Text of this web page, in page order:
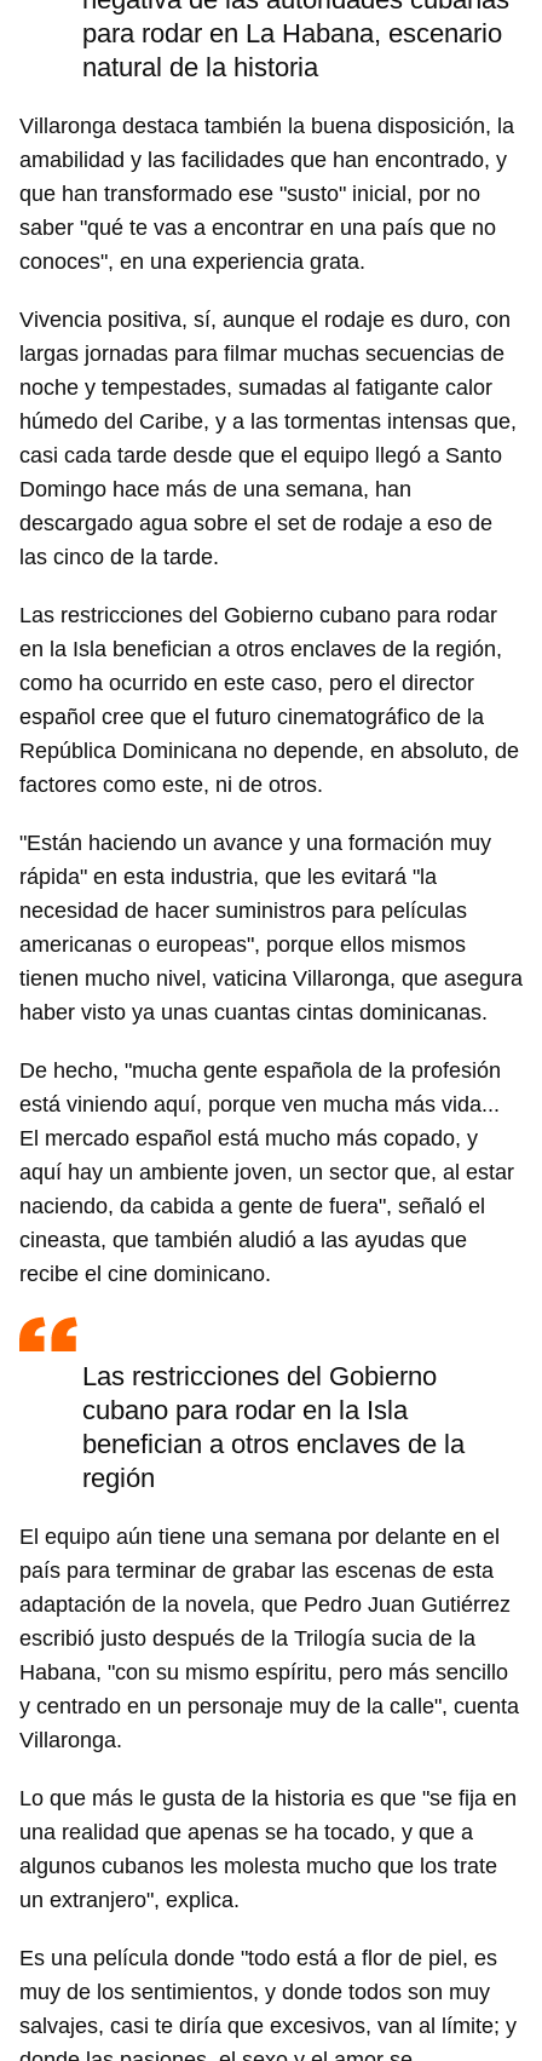
Guardar como favorito
Para poder guardar como favorito, primero has de
iniciar sesión con tu cuenta de 14ymedio.
para rodar en La Habana, escenario
natural de la historia
Villaronga destaca también la buena disposición, la
amabilidad y las facilidades que han encontrado, y
que han transformado ese "susto" inicial, por no
saber "qué te vas a encontrar en una país que no
conoces", en una experiencia grata.
Vivencia positiva, sí, aunque el rodaje es duro, con
largas jornadas para filmar muchas secuencias de
noche y tempestades, sumadas al fatigante calor
húmedo del Caribe, y a las tormentas intensas que,
casi cada tarde desde que el equipo llegó a Santo
Domingo hace más de una semana, han
descargado agua sobre el set de rodaje a eso de
las cinco de la tarde.
Las restricciones del Gobierno cubano para rodar
en la Isla benefician a otros enclaves de la región,
como ha ocurrido en este caso, pero el director
español cree que el futuro cinematográfico de la
República Dominicana no depende, en absoluto, de
factores como este, ni de otros.
"Están haciendo un avance y una formación muy
rápida" en esta industria, que les evitará "la
necesidad de hacer suministros para películas
americanas o europeas", porque ellos mismos
tienen mucho nivel, vaticina Villaronga, que asegura
haber visto ya unas cuantas cintas dominicanas.
De hecho, "mucha gente española de la profesión
está viniendo aquí, porque ven mucha más vida...
El mercado español está mucho más copado, y
aquí hay un ambiente joven, un sector que, al estar
naciendo, da cabida a gente de fuera", señaló el
cineasta, que también aludió a las ayudas que
recibe el cine dominicano.
Las restricciones del Gobierno
cubano para rodar en la Isla
benefician a otros enclaves de la
región
El equipo aún tiene una semana por delante en el
país para terminar de grabar las escenas de esta
adaptación de la novela, que Pedro Juan Gutiérrez
escribió justo después de la Trilogía sucia de la
Habana, "con su mismo espíritu, pero más sencillo
y centrado en un personaje muy de la calle", cuenta
Villaronga.
Lo que más le gusta de la historia es que "se fija en
una realidad que apenas se ha tocado, y que a
algunos cubanos les molesta mucho que los trate
un extranjero", explica.
Es una película donde "todo está a flor de piel, es
muy de los sentimientos, y donde todos son muy
salvajes, casi te diría que excesivos, van al límite; y